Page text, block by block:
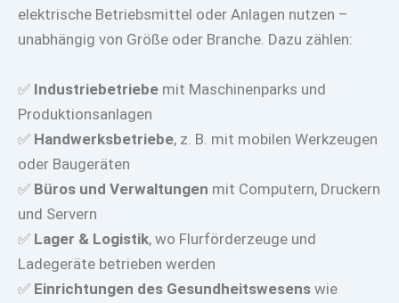
elektrische Betriebsmittel oder Anlagen nutzen –
unabhängig von Größe oder Branche. Dazu zählen:
✅ Industriebetriebe mit Maschinenparks und
Produktionsanlagen
✅ Handwerksbetriebe, z. B. mit mobilen Werkzeugen
oder Baugeräten
✅ Büros und Verwaltungen mit Computern, Druckern
und Servern
✅ Lager & Logistik, wo Flurförderzeuge und
Ladegeräte betrieben werden
✅ Einrichtungen des Gesundheitswesens wie